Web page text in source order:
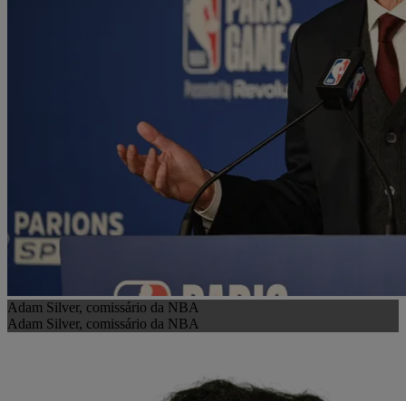
Adam Silver, comissário da NBA
Adam Silver, comissário da NBA